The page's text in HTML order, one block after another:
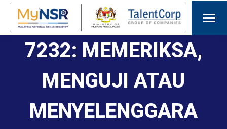
7232: MEMERIKSA,
MENGUJI ATAU
MENYELENGGARA